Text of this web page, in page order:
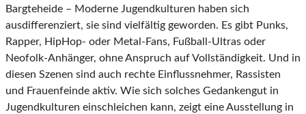
Bargteheide – Moderne Jugendkulturen haben sich
ausdifferenziert, sie sind vielfältig geworden. Es gibt Punks,
Rapper, HipHop- oder Metal-Fans, Fußball-Ultras oder
Neofolk-Anhänger, ohne Anspruch auf Vollständigkeit. Und in
diesen Szenen sind auch rechte Einflussnehmer, Rassisten
und Frauenfeinde aktiv. Wie sich solches Gedankengut in
Jugendkulturen einschleichen kann, zeigt eine Ausstellung in